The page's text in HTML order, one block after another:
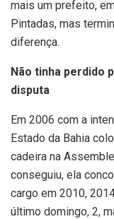
mais um prefeito,
Pintadas, mas
diferença.
Não tinha perdido
disputa
Em 2006 com a
Estado da Bahia
cadeira na
conseguiu, ela
cargo em 2010,
último domingo, 2,